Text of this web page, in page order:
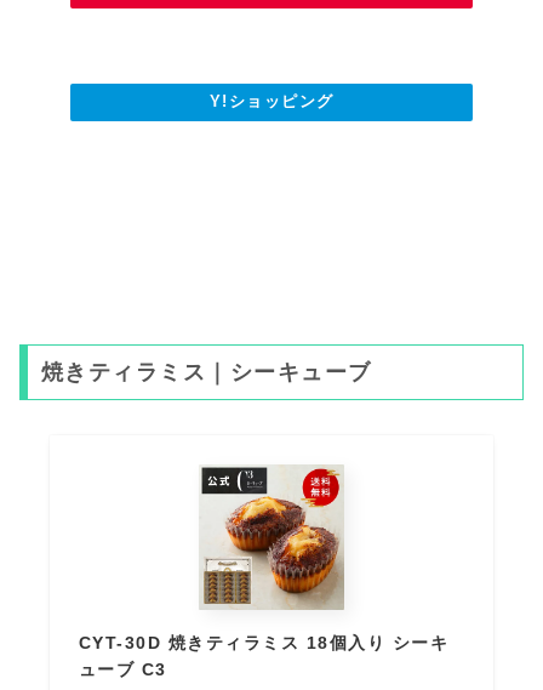
Y!ショッピング
焼きティラミス｜シーキューブ
CYT-30D 焼きティラミス 18個入り シーキ
ューブ C3